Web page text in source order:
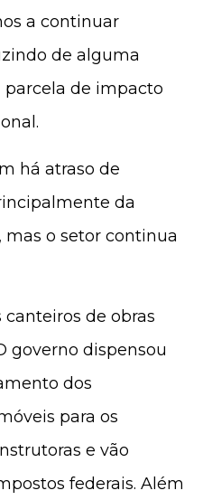
a continuar
de alguma
de impacto
há atraso de
da
mas o setor continua
canteiros de obras
governo dispensou
dos
para os
e vão
federais. Além